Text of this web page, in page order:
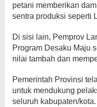
petani memberikan
sentra produksi seperti
Di sisi lain, Pemprov
Program Desaku Maju
nilai tambah dan
Pemerintah Provinsi
untuk mendukung
seluruh kabupaten/